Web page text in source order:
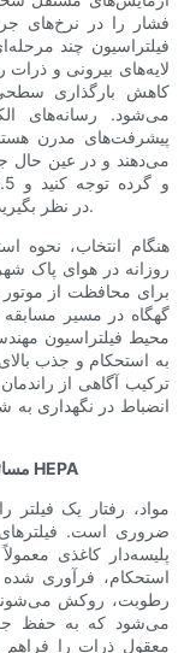
فشار را در نرخ‌های
فیلتراسیون چند
لایه‌های بیرونی و ذرات
کاهش بارگذاری
می‌شود. رسانه‌های
پیشرفت‌های مدرن
می‌دهند و در عین حال
لایه‌های کربن فعال را برای کاهش بو و VOC در نظر بگیرید.
هنگام انتخاب، نحوه
روزانه در هوای پاک
برای محافظت از
گهگاه در مسیر
محیط فیلتراسیون
به استحکام و جذب بالای
ترکیب آگاهی از
انضباط در نگهداری به
مسائل مربوط به جنس: کاغذ، پنبه، فوم و گزینه‌های HEPA
مواد، رفتار یک
پلیسه‌دار کاغذی
استحکام، فرآوری شده
رطوبت، روکش
می‌شود که به حفظ
معقول ذرات را فراهم